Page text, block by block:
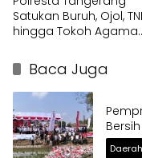
Satukan Buruh, Ojol, TNI
hingga Tokoh Agama
Baca Juga
Daerah